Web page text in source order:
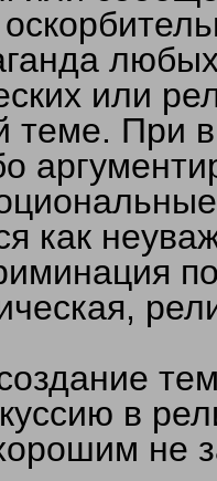
или
теме. При
как
в
не